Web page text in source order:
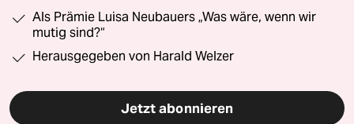
Als Prämie Luisa Neubauers „Was wäre, wenn wir
mutig sind?“
Herausgegeben von Harald Welzer
Jetzt abonnieren